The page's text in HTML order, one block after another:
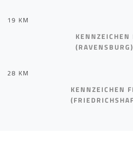
19 KM
KENNZEICHEN
(RAVENSBURG)
28 KM
KENNZEICHEN